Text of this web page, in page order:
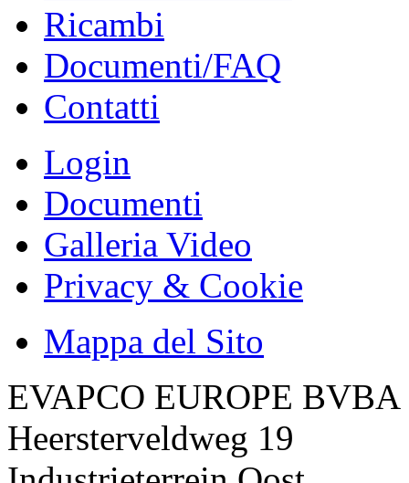
Ricambi
Documenti/FAQ
Contatti
Login
Documenti
Galleria Video
Privacy & Cookie
Mappa del Sito
EVAPCO EUROPE BVBA
Heersterveldweg 19